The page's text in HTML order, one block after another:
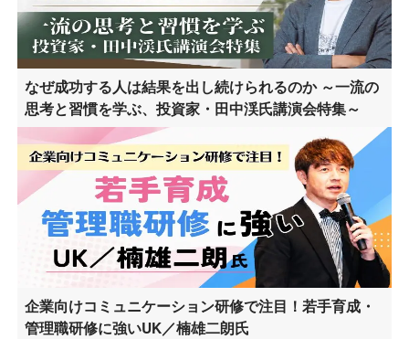
なぜ成功する人は結果を出し続けられるのか ～一流の
思考と習慣を学ぶ、投資家・田中渓氏講演会特集～
企業向けコミュニケーション研修で注目！若手育成・
管理職研修に強いUK／楠雄二朗氏